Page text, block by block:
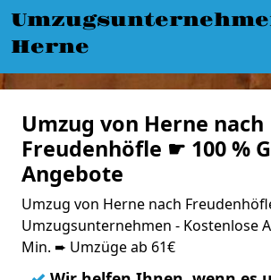
Herne
Umzug von Herne nach
Freudenhöfle ☛ 100 %
Angebote
Umzug von Herne nach
Umzugsunternehmen - Kostenlose
Min. ➨ Umzüge ab 61€